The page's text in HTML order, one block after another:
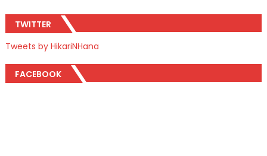
TWITTER
Tweets by HikariNHana
FACEBOOK